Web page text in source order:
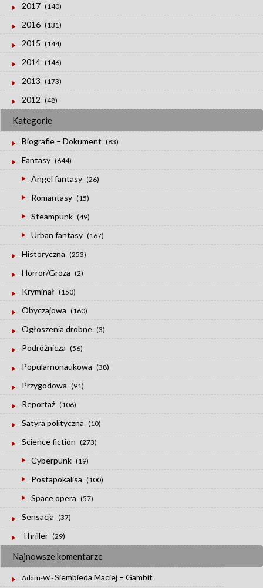
2017 (140)
2016 (131)
2015 (144)
2014 (146)
2013 (173)
2012 (48)
Kategorie
Biografie – Dokument (83)
Fantasy (644)
Angel fantasy (26)
Romantasy (15)
Steampunk (49)
Urban fantasy (167)
Historyczna (253)
Horror/Groza (2)
Kryminał (150)
Obyczajowa (160)
Ogłoszenia drobne (3)
Podróżnicza (56)
Popularnonaukowa (38)
Przygodowa (91)
Reportaż (106)
Satyra polityczna (10)
Science fiction (273)
Cyberpunk (19)
Postapokalisa (100)
Space opera (57)
Sensacja (37)
Thriller (29)
Najnowsze komentarze
Adam-W-Siembieda Maciej – Gambit